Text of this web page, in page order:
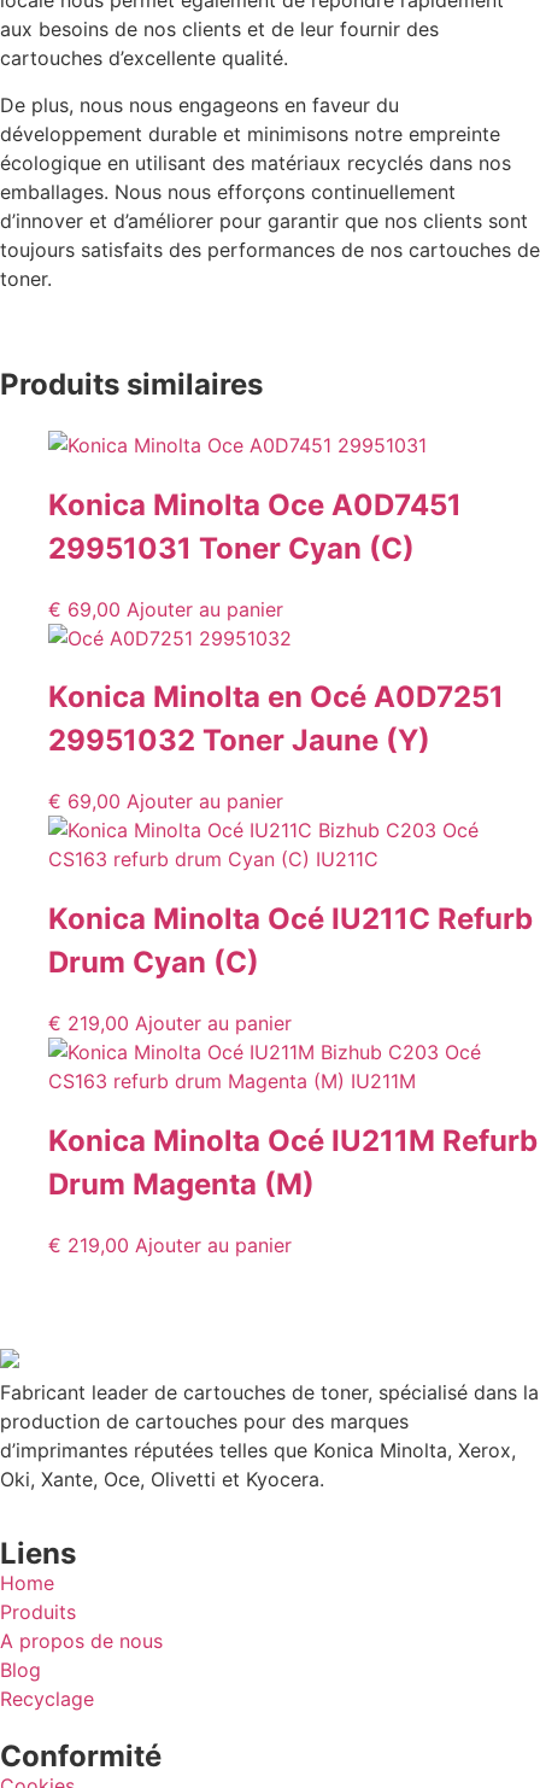
aux besoins de nos clients et de leur fournir des
cartouches d’excellente qualité.
De plus, nous nous engageons en faveur du
développement durable et minimisons notre empreinte
écologique en utilisant des matériaux recyclés dans nos
emballages. Nous nous efforçons continuellement
d’innover et d’améliorer pour garantir que nos clients sont
toujours satisfaits des performances de nos cartouches de
toner.
Produits similaires
Konica Minolta Oce A0D7451
29951031 Toner Cyan (C)
€ 69,00 Ajouter au panier
Konica Minolta en Océ A0D7251
29951032 Toner Jaune (Y)
€ 69,00 Ajouter au panier
Konica Minolta Océ IU211C Refurb
Drum Cyan (C)
€ 219,00 Ajouter au panier
Konica Minolta Océ IU211M Refurb
Drum Magenta (M)
€ 219,00 Ajouter au panier
Fabricant leader de cartouches de toner, spécialisé dans la
production de cartouches pour des marques
d’imprimantes réputées telles que Konica Minolta, Xerox,
Oki, Xante, Oce, Olivetti et Kyocera.
Liens
Home
Produits
A propos de nous
Blog
Recyclage
Conformité